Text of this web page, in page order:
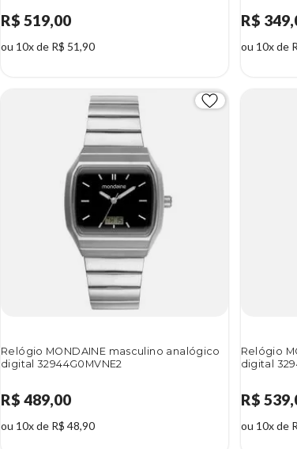
R$ 519,00
ou 10x de R$ 51,90
R$
ou 10x de
Relógio MONDAINE masculino analógico
digital 32944G0MVNE2
R$ 489,00
ou 10x de R$ 48,90
Relógio
digital
R$
ou 10x de